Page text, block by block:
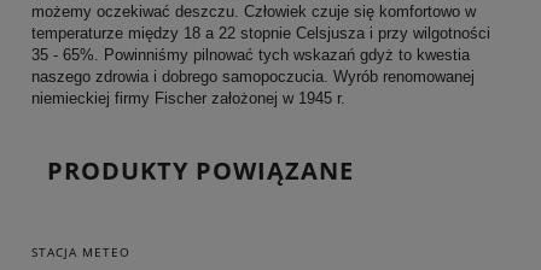
możemy oczekiwać deszczu. Człowiek czuje się komfortowo w
temperaturze między 18 a 22 stopnie Celsjusza i przy wilgotności
35 - 65%. Powinniśmy pilnować tych wskazań gdyż to kwestia
naszego zdrowia i dobrego samopoczucia. Wyrób renomowanej
niemieckiej firmy Fischer założonej w 1945 r.
PRODUKTY POWIĄZANE
STACJA METEO